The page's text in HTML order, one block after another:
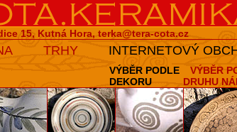
15, Kutná Hora, terka@tera-cota.cz
TRHY INTERNETOVÝ
VÝBĚR
DRUHU
VÝBĚR PODLE
DEKORU